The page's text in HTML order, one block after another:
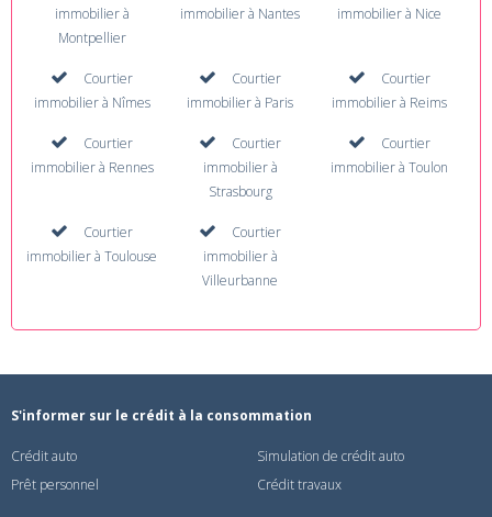
immobilier à
Montpellier
immobilier à Nantes
immobilier à Nice
Courtier
immobilier à Nîmes
Courtier
immobilier à Paris
Courtier
immobilier à Reims
Courtier
immobilier à Rennes
Courtier
immobilier à
Strasbourg
Courtier
immobilier à Toulon
Courtier
immobilier à Toulouse
Courtier
immobilier à
Villeurbanne
S'informer sur le crédit à la consommation
Crédit auto
Simulation de crédit auto
Prêt personnel
Crédit travaux